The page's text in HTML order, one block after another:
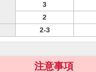
3
2
2-3
注意事項